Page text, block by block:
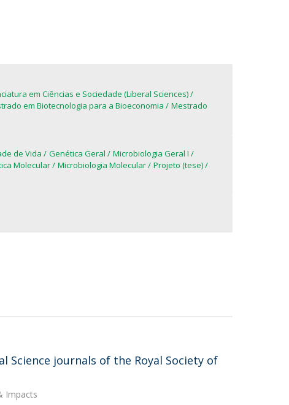
em Ciências e Sociedade (Liberal Sciences)
em Biotecnologia para a Bioeconomia
Mestrado
de Vida Genética Geral
Microbiologia Geral I
Molecular Microbiologia Molecular
Projeto (tese)
Science journals of the Royal Society of
Impacts